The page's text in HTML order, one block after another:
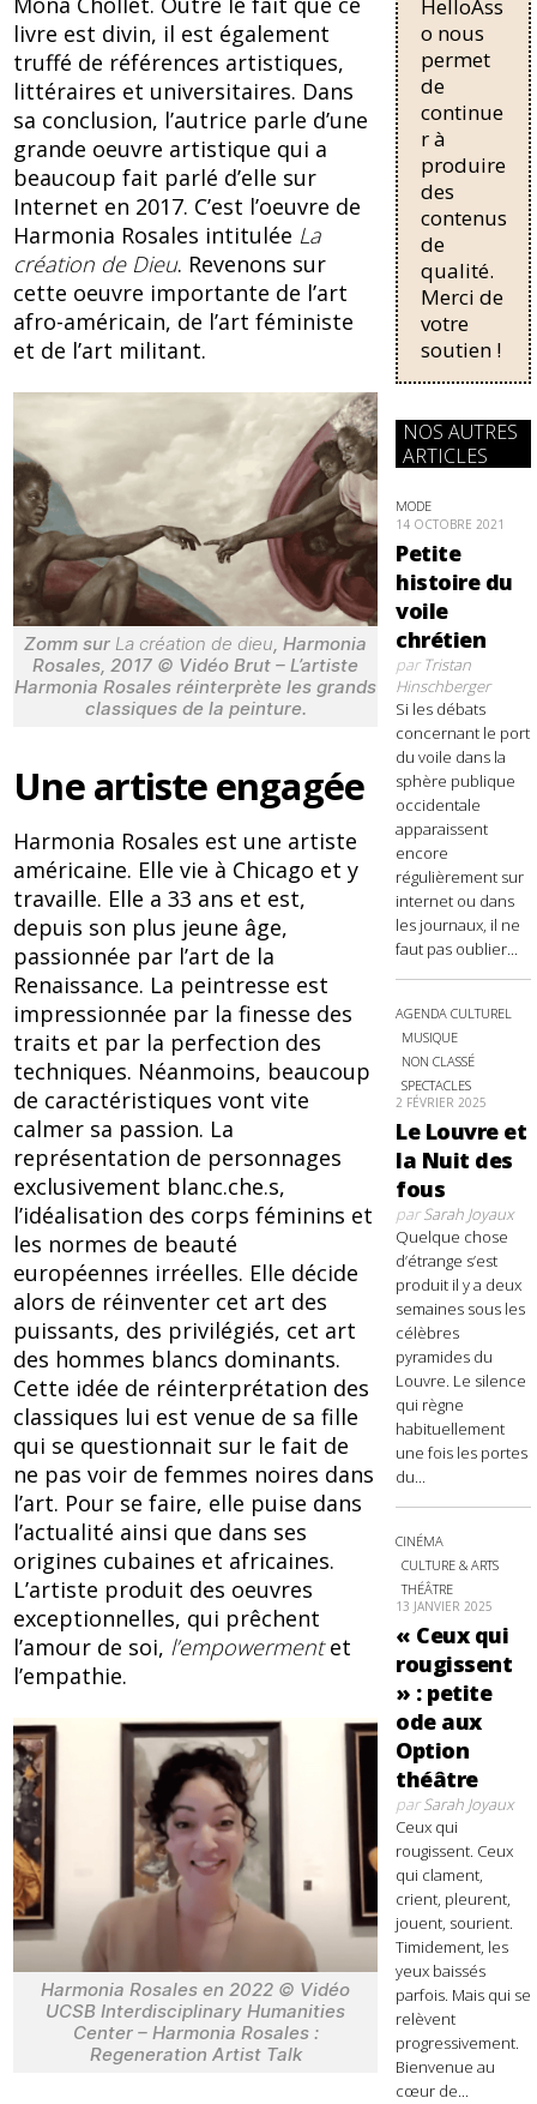
b
o
o
k
sk
y
livre est divin, il est également
truffé de références artistiques,
littéraires et universitaires. Dans
sa conclusion, l’autrice parle d’une
grande oeuvre artistique qui a
beaucoup fait parlé d’elle sur
Internet en 2017. C’est l’oeuvre de
Harmonia Rosales intitulée La
création de Dieu. Revenons sur
cette oeuvre importante de l’art
afro-américain, de l’art féministe
et de l’art militant.
Zomm sur La création de dieu, Harmonia
Rosales, 2017 © Vidéo Brut – L’artiste
Harmonia Rosales réinterprète les grands
classiques de la peinture.
Une artiste engagée
Harmonia Rosales est une artiste
américaine. Elle vie à Chicago et y
travaille. Elle a 33 ans et est,
depuis son plus jeune âge,
passionnée par l’art de la
Renaissance. La peintresse est
impressionnée par la finesse des
traits et par la perfection des
techniques. Néanmoins, beaucoup
de caractéristiques vont vite
calmer sa passion. La
représentation de personnages
exclusivement blanc.che.s,
l’idéalisation des corps féminins et
les normes de beauté
européennes irréelles. Elle décide
alors de réinventer cet art des
puissants, des privilégiés, cet art
des hommes blancs dominants.
Cette idée de réinterprétation des
classiques lui est venue de sa fille
qui se questionnait sur le fait de
ne pas voir de femmes noires dans
l’art. Pour se faire, elle puise dans
l’actualité ainsi que dans ses
origines cubaines et africaines.
L’artiste produit des oeuvres
exceptionnelles, qui prêchent
l’amour de soi, l’empowermentet
l’empathie.
Harmonia Rosales en 2022 © Vidéo
UCSB Interdisciplinary Humanities
Center – Harmonia Rosales :
Regeneration Artist Talk
pour une
régularisati
on,
passant de
trois...
HelloAss
o nous
permet
de
continue
r à
produire
des
contenus
de
qualité.
Merci de
votre
soutien !
NOS AUTRES
ARTICLES
MODE
14 OCTOBRE 2021
Petite
histoire du
voile
chrétien
parTristan
Hinschberger
Si les débats
concernant le port
du voile dans la
sphère publique
occidentale
apparaissent
encore
régulièrement sur
internet ou dans
les journaux, il ne
faut pas oublier...
AGENDA CULTUREL
MUSIQUE
NON CLASSÉ
SPECTACLES
2 FÉVRIER 2025
Le Louvre et
la Nuit des
fous
parSarah Joyaux
Quelque chose
d’étrange s’est
produit il y a deux
semaines sous les
célèbres
pyramides du
Louvre. Le silence
qui règne
habituellement
une fois les portes
du...
CINÉMA
CULTURE & ARTS
THÉÂTRE
13 JANVIER 2025
« Ceux qui
rougissent
» : petite
ode aux
Option
théâtre
parSarah Joyaux
Ceux qui
rougissent. Ceux
qui clament,
crient, pleurent,
jouent, sourient.
Timidement, les
yeux baissés
parfois. Mais qui se
relèvent
progressivement.
Bienvenue au
cœur de...